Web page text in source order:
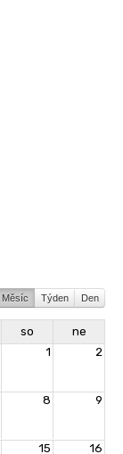
Měsíc Týden Den
so
ne
1 2
8 9
15 16